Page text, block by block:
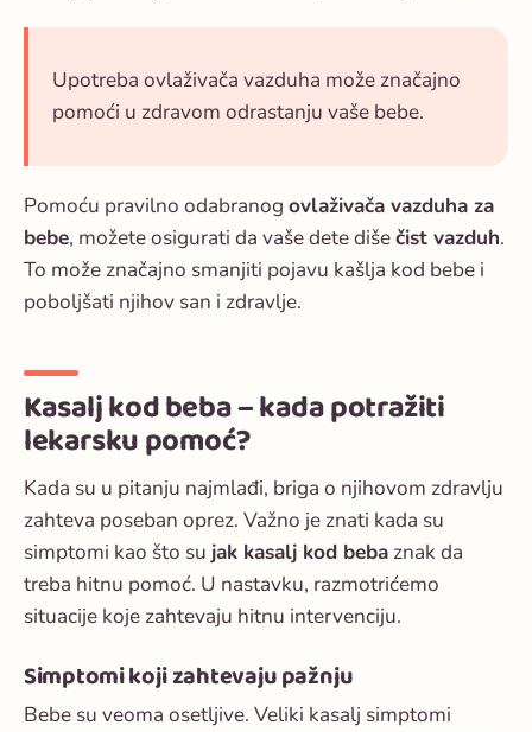
Upotreba ovlaživača vazduha može značajno
pomoći u zdravom odrastanju vaše bebe.
Pomoću pravilno odabranog ovlaživača vazduha za
bebe, možete osigurati da vaše dete dišečist vazduh.
To može značajno smanjiti pojavu kašlja kod bebe i
poboljšati njihov san i zdravlje.
Kasalj kod beba – kada potražiti
lekarsku pomoć?
Kada su u pitanju najmlađi, briga o njihovom zdravlju
zahteva poseban oprez. Važno je znati kada su
simptomi kao što su jak kasalj kod beba znak da
treba hitnu pomoć. U nastavku, razmotrićemo
situacije koje zahtevaju hitnu intervenciju.
Simptomi koji zahtevaju pažnju
Bebe su veoma osetljive. Veliki kasalj simptomi